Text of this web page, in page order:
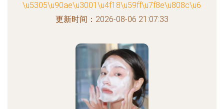
更新时间：2026-08-06 21:07:33